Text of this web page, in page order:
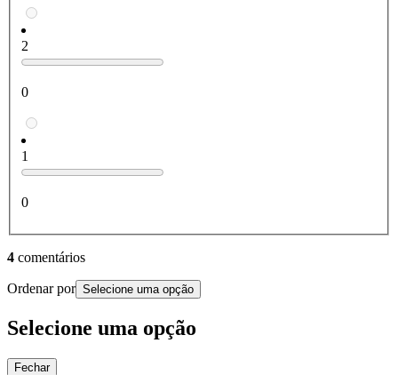
2
0
1
0
4 comentários
Ordenar por Selecione uma opção
Selecione uma opção
Fechar